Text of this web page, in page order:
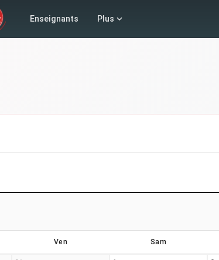
Enseignants Plus
Ven Sam